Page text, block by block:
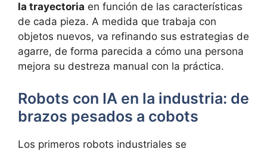
la trayectoria en función de las características
de cada pieza. A medida que trabaja con
objetos nuevos, va refinando sus estrategias de
agarre, de forma parecida a cómo una persona
mejora su destreza manual con la práctica.
Robots con IA en la industria: de
brazos pesados a cobots
Los primeros robots industriales se